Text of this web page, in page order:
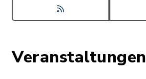
Veranstaltungen